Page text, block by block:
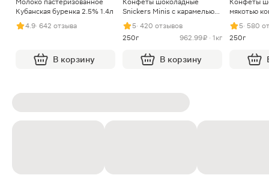
Кубанская буренка 2.5% 1.4л
4.9· 642 отзыва
В корзину
Snickers Minis с карамелью
арахисом и нугой
5· 420 отзывов
250г
962.99 ₽ · 1кг
В корзину
мякотью
5· 580
250г